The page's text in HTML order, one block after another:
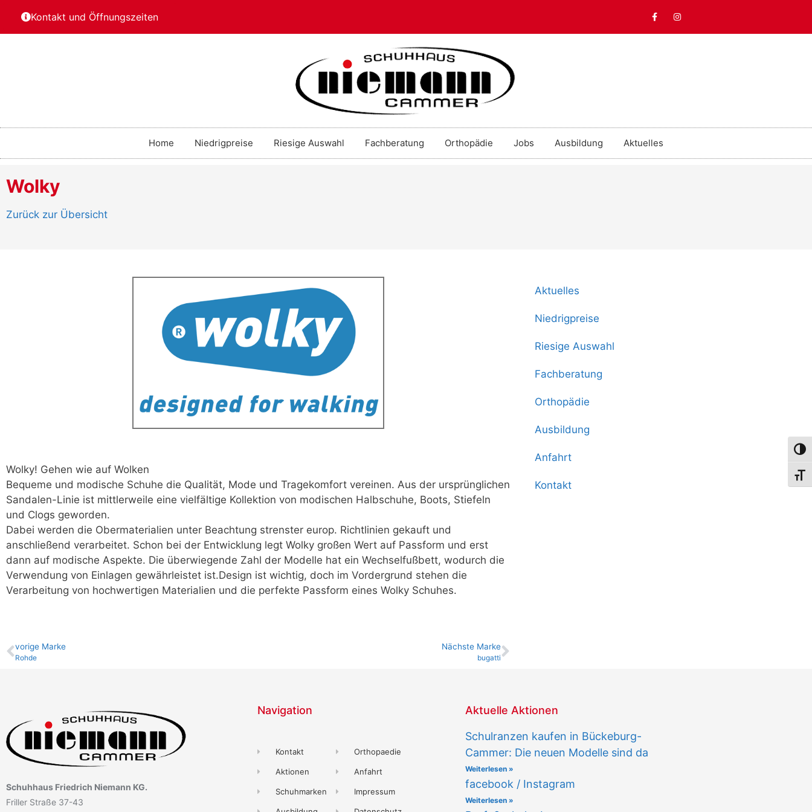
Kontakt und Öffnungszeiten
Home Niedrigpreise Riesige Auswahl Fachberatung Orthopädie Jobs Ausbildung Aktuelles
Wolky
Zurück zur Übersicht
Wolky! Gehen wie auf Wolken
Bequeme und modische Schuhe die Qualität, Mode und Tragekomfort vereinen. Aus der ursprünglichen
Sandalen-Linie ist mittlerweile eine vielfältige Kollektion von modischen Halbschuhe, Boots, Stiefeln
und Clogs geworden.
Dabei werden die Obermaterialien unter Beachtung strenster europ. Richtlinien gekauft und
anschließend verarbeitet. Schon bei der Entwicklung legt Wolky großen Wert auf Passform und erst
dann auf modische Aspekte. Die überwiegende Zahl der Modelle hat ein Wechselfußbett, wodurch die
Verwendung von Einlagen gewährleistet ist.Design ist wichtig, doch im Vordergrund stehen die
Verarbeitung von hochwertigen Materialien und die perfekte Passform eines Wolky Schuhes.
vo­ri­ge Marke
Rohde
Nächste Marke
bugatti
Aktuelles
Niedrigpreise
Riesige Auswahl
Fachberatung
Orthopädie
Ausbildung
Anfahrt
Kontakt
Schuhhaus Friedrich Niemann KG.
Friller Straße 37-43
Navigation
Kontakt
Aktionen
Schuhmarken
Orthopaedie
Anfahrt
Impressum
Aktuelle Aktionen
Schulranzen kaufen in Bückeburg-
Cammer: Die neuen Modelle sind da
Weiterlesen »
facebook / Instagram
Weiterlesen »